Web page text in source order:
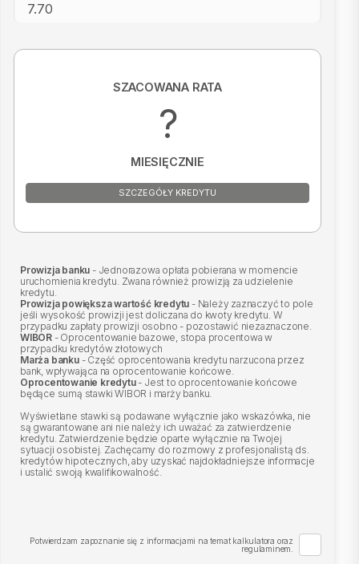
SZACOWANA RATA
?
MIESIĘCZNIE
SZCZEGÓŁY KREDYTU
Prowizja banku - Jednorazowa opłata pobierana w momencie
uruchomienia kredytu. Zwana również prowizją za udzielenie
kredytu.
Prowizja powiększa wartość kredytu - Należy zaznaczyć to pole
jeśli wysokość prowizji jest doliczana do kwoty kredytu. W
przypadku zapłaty prowizji osobno - pozostawić niezaznaczone.
WIBOR - Oprocentowanie bazowe, stopa procentowa w
przypadku kredytów złotowych
Marża banku- Część oprocentowania kredytu narzucona przez
bank, wpływająca na oprocentowanie końcowe.
Oprocentowanie kredytu- Jest to oprocentowanie końcowe
będące sumą stawki WIBOR i marży banku.
Wyświetlane stawki są podawane wyłącznie jako wskazówka, nie
są gwarantowane ani nie należy ich uważać za zatwierdzenie
kredytu. Zatwierdzenie będzie oparte wyłącznie na Twojej
sytuacji osobistej. Zachęcamy do rozmowy z profesjonalistą ds.
kredytów hipotecznych, aby uzyskać najdokładniejsze informacje
i ustalić swoją kwalifikowalność.
Potwierdzam zapoznanie się z informacjami na temat kalkulatora oraz
regulaminem.